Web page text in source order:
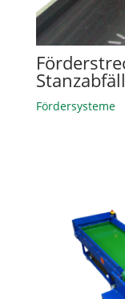
Fördersysteme